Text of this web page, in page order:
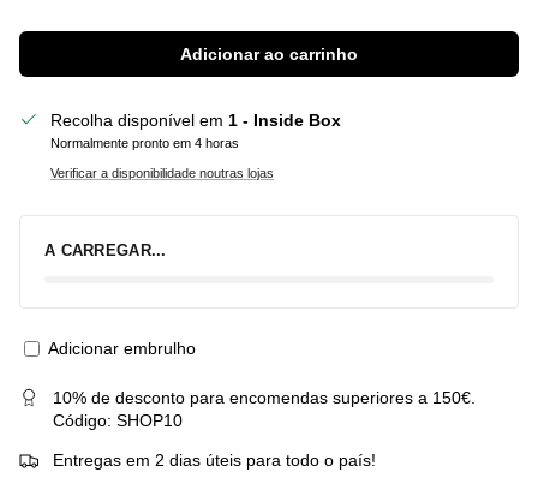
Adicionar ao carrinho
Recolha disponível em 1 - Inside Box
Normalmente pronto em 4 horas
Verificar a disponibilidade noutras lojas
A CARREGAR...
Adicionar embrulho
10% de desconto para encomendas superiores a 150€.
Código: SHOP10
Entregas em 2 dias úteis para todo o país!